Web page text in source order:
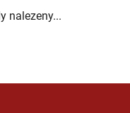
nalezeny...